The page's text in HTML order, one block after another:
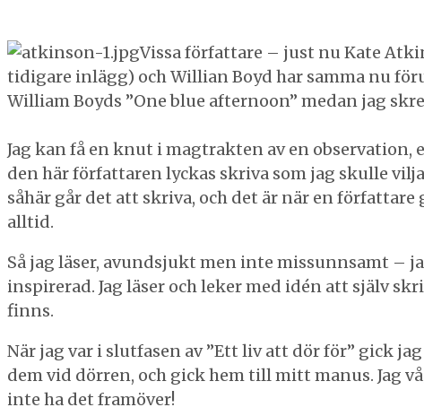
Vissa författare – just nu Kate
tidigare inlägg) och Willian Boyd har samma nu
William Boyds ”One blue afternoon” medan jag
Jag kan få en knut i magtrakten av en
den här författaren lyckas skriva som jag skulle
såhär går det att skriva, och det är när en
alltid.
Så jag läser, avundsjukt men inte missunnsamt –
inspirerad. Jag läser och leker med idén att själv
finns.
När jag var i slutfasen av ”Ett liv att dör för” gick
dem vid dörren, och gick hem till mitt manus. Jag
inte ha det framöver!